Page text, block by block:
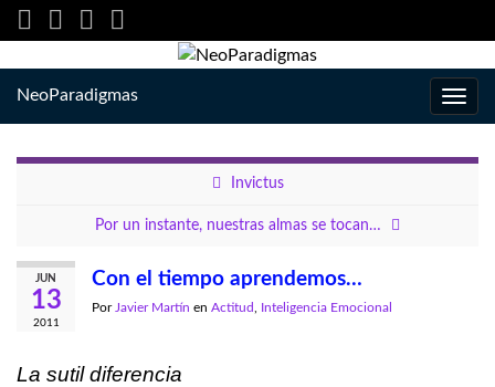
la
NeoParadigmas
Invictus
Por un instante, nuestras almas se tocan…
JUN
13
2011
Con el tiempo aprendemos…
Por Javier Martín en Actitud Inteligencia Emocional
La sutil diferencia